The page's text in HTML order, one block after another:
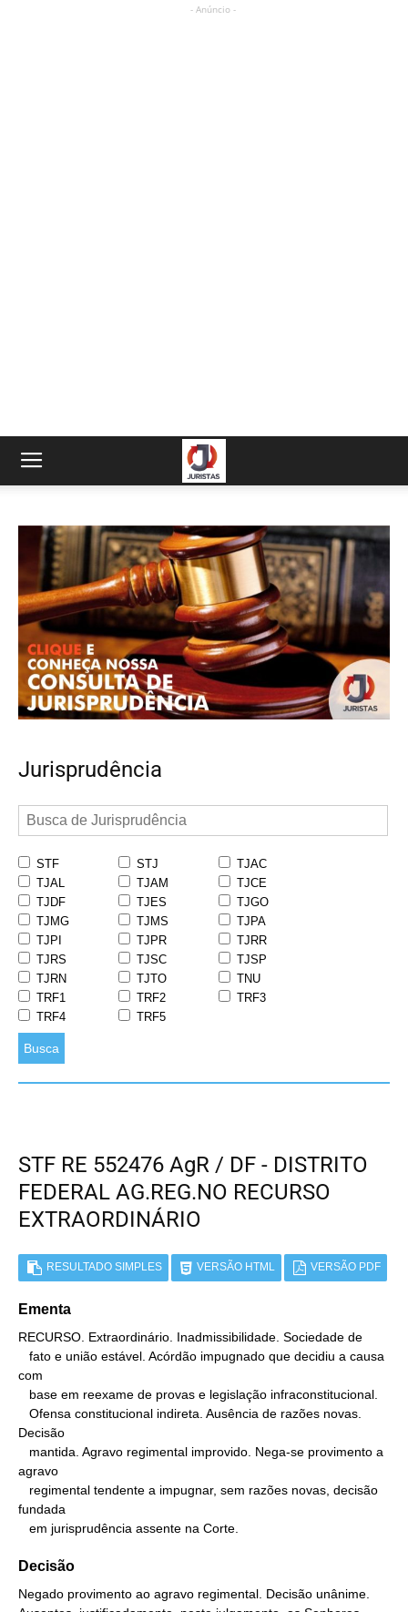
- Anúncio -
Jurisprudência
STF STJ
TJAC
TJAL
TJAM
TJCE
TJDF
TJES
TJGO
TJMG
TJMS
TJPA
TJPI
TJPR
TJRR
TJRS
TJSC
TJSP
TJRN
TJTO
TNU
TRF1
TRF2
TRF3
TRF4
TRF5
Busca
STF RE 552476 AgR / DF - DISTRITO
FEDERAL AG.REG.NO RECURSO
EXTRAORDINÁRIO
RESULTADO SIMPLES VERSÃO HTML VERSÃO PDF
Ementa
RECURSO. Extraordinário. Inadmissibilidade. Sociedade de
com
Decisão
agravo
fundada
   em jurisprudência assente na Corte.
Decisão
Negado provimento ao agravo regimental. Decisão unânime.